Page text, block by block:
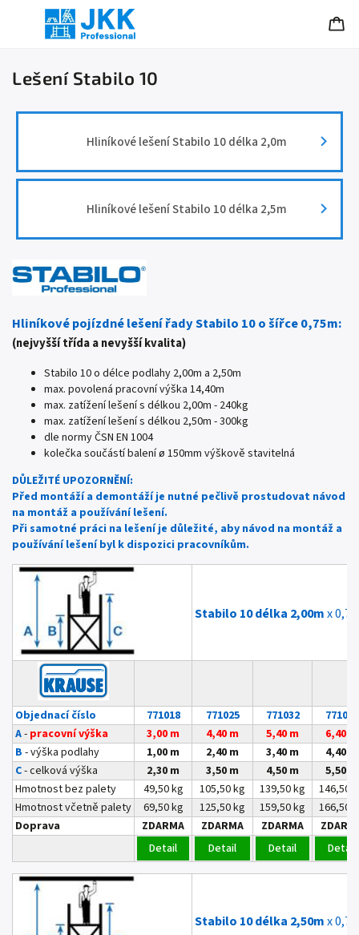
Lešení Stabilo 10
Hliníkové lešení Stabilo 10 délka 2,0m
Hliníkové lešení Stabilo 10 délka 2,5m
Hliníkové pojízdné lešení řady Stabilo 10 o šířce 0,75m:
(nejvyšší třída a nevyšší kvalita)
Stabilo 10 o délce podlahy 2,00m a 2,50m
max. povolená pracovní výška 14,40m
max. zatížení lešení s délkou 2,00m - 240kg
max. zatížení lešení s délkou 2,50m - 300kg
dle normy ČSN EN 1004
kolečka součástí baleníø 150mm výškově stavitelná
DŮLEŽITÉ UPOZORNĚNÍ:
Před montáží a demontáží je nutné pečlivě prostudovat návod
na montáž a používání lešení.
Při samotné práci na lešení je důležité, aby návod na montáž a
používání lešení byl k dispozici pracovníkům.
Stabilo 10 délka 2,00mx
Objednací číslo 771018 771025 771032
771049
A- pracovní výška 3,00 m 4,40 m 5,40 m
6,40 m
B - výška podlahy 1,00 m 2,40 m 3,40 m
4,40 m
C- celková výška 2,30 m 3,50 m 4,50 m
5,50 m
Hmotnost bez palety
49,50 kg 105,50 kg 139,50 kg
146,50
Hmotnost včetně palety
69,50 kg 125,50 kg 159,50 kg
166,50
Doprava
ZDARMA ZDARMA ZDARMA
Detail
Detail Detail Detail
Stabilo 10 délka 2,50mx